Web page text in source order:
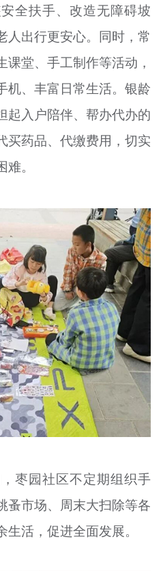
全扶手、改造无障碍坡
人出行更安心。同时，常
堂、手工制作等活动，
机、丰富日常生活。银龄
起入户陪伴、帮办代办的
买药品、代缴费用，切实
。
枣园社区不定期组织手
蚤市场、周末大扫除等各
活，促进全面发展。